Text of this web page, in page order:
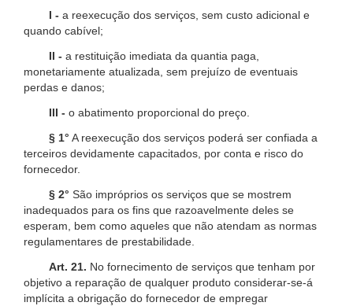
I - a reexecução dos serviços, sem custo adicional e
quando cabível;
II - a restituição imediata da quantia paga,
monetariamente atualizada, sem prejuízo de eventuais
perdas e danos;
III - o abatimento proporcional do preço.
§ 1° A reexecução dos serviços poderá ser confiada a
terceiros devidamente capacitados, por conta e risco do
fornecedor.
§ 2° São impróprios os serviços que se mostrem
inadequados para os fins que razoavelmente deles se
esperam, bem como aqueles que não atendam as normas
regulamentares de prestabilidade.
Art. 21. No fornecimento de serviços que tenham por
objetivo a reparação de qualquer produto considerar-se-á
implícita a obrigação do fornecedor de empregar